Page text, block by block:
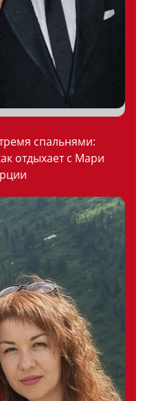
спальнями:
отдыхает с Мари